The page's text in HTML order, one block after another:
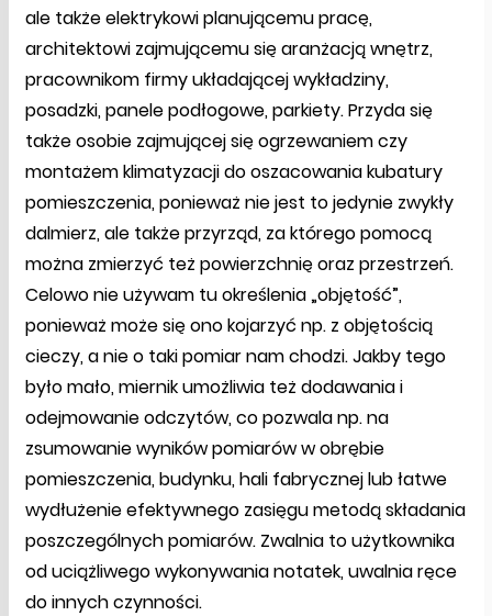
ale także elektrykowi planującemu pracę,
architektowi zajmującemu się aranżacją wnętrz,
pracownikom firmy układającej wykładziny,
posadzki, panele podłogowe, parkiety. Przyda się
także osobie zajmującej się ogrzewaniem czy
montażem klimatyzacji do oszacowania kubatury
pomieszczenia, ponieważ nie jest to jedynie zwykły
dalmierz, ale także przyrząd, za którego pomocą
można zmierzyć też powierzchnię oraz przestrzeń.
Celowo nie używam tu określenia „objętość”,
ponieważ może się ono kojarzyć np. z objętością
cieczy, a nie o taki pomiar nam chodzi. Jakby tego
było mało, miernik umożliwia też dodawania i
odejmowanie odczytów, co pozwala np. na
zsumowanie wyników pomiarów w obrębie
pomieszczenia, budynku, hali fabrycznej lub łatwe
wydłużenie efektywnego zasięgu metodą składania
poszczególnych pomiarów. Zwalnia to użytkownika
od uciążliwego wykonywania notatek, uwalnia ręce
do innych czynności.